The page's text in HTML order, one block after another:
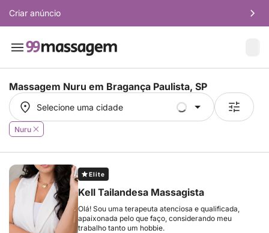
Criar anúncio
Massagem Nuru em Bragança Paulista, SP
Selecione uma cidade
Selecione uma cidade
Nuru
Elite
Kell Tailandesa Massagista
Olá! Sou uma terapeuta atenciosa e qualificada,
apaixonada pelo que faço, considerando meu
trabalho tanto um hobbie.